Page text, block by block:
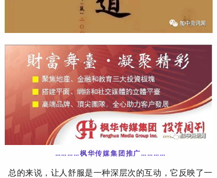
…………枫华传媒集团推广…………
总的来说，让人舒服是一种深层次的互动，它反映了一